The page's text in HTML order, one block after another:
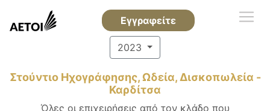
Εγγραφείτε
2023
Στούντιο Ηχογράφησης, Ωδεία, Δισκοπωλεία -
Καρδίτσα
Όλες οι επιχειρήσεις από τον κλάδο που